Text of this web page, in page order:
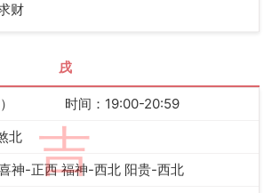
财
戌
吉
时间：19:00-20:59
北
神-正西 福神-西北 阳贵-西北